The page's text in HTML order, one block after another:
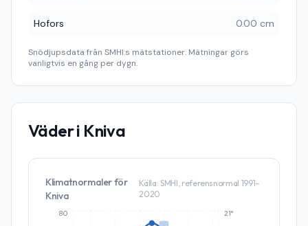
Hofors 0.00 cm
Snödjupsdata från SMHI:s mätstationer. Mätningar görs
vanligtvis en gång per dygn.
Väder i Kniva
Klimatnormaler för
Kniva
Källa: SMHI, referensnormal 1991–
2020
80 21°